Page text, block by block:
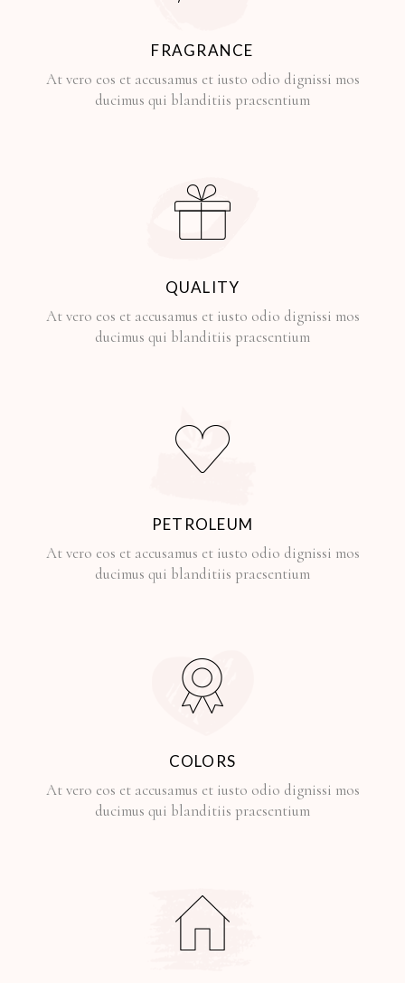
FRAGRANCE
At vero eos et accusamus et iusto odio dignissi mos
ducimus qui blanditiis praesentium
QUALITY
At vero eos et accusamus et iusto odio dignissi mos
ducimus qui blanditiis praesentium
PETROLEUM
At vero eos et accusamus et iusto odio dignissi mos
ducimus qui blanditiis praesentium
COLORS
At vero eos et accusamus et iusto odio dignissi mos
ducimus qui blanditiis praesentium